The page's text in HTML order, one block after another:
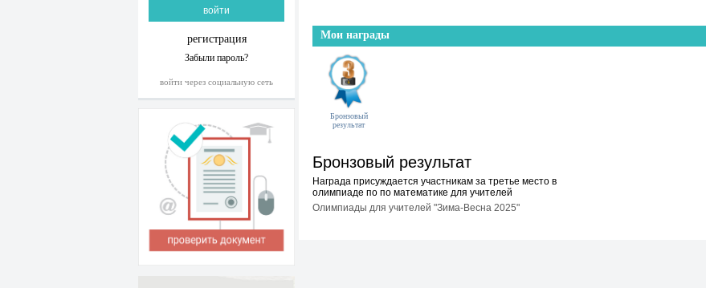
регистрация
Забыли пароль?
войти через социальную сеть
Мои награды
Бронзовый
результат
Бронзовый результат
Награда присуждается участникам за третье место в
олимпиаде по по математике для учителей
Олимпиады для учителей "Зима-Весна 2025"